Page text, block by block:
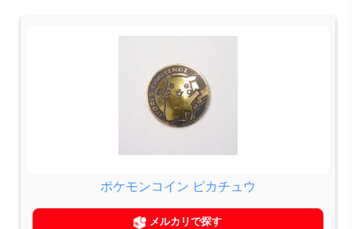
ポケモンコイン ピカチュウ
メルカリで探す